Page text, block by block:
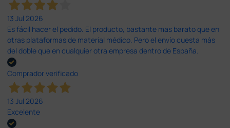
13 Jul 2026
Es fácil hacer el pedido. El producto, bastante mas barato que en
otras plataformas de material médico. Pero el envío cuesta más
del doble que en cualquier otra empresa dentro de España.
Comprador verificado
13 Jul 2026
Excelente